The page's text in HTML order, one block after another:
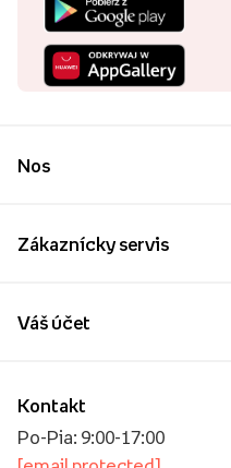
Nos
Zákaznícky servis
Kontakt
Po-Pia: 9:00-17:00
Váš účet